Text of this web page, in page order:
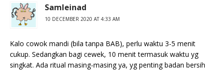
Samleinad
10 DECEMBER 2020 AT 4:33 AM
Kalo cowok mandi (bila tanpa BAB), perlu waktu 3-5 menit
cukup. Sedangkan bagi cewek, 10 menit termasuk waktu yg
singkat. Ada ritual masing-masing ya, yg penting badan bersih